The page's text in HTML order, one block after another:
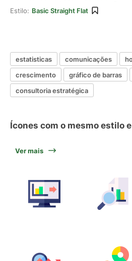
Estilo: Basic Straight Flat
estatisticas comunicações
crescimento
gráfico de barras
consultoria estratégica
Ícones com o mesmo estilo
Ver mais